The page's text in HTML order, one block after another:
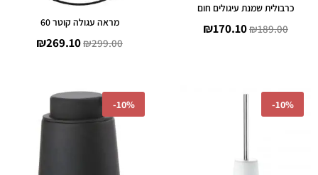
כרבולית שמנת עיגולים חום
₪189.00
₪170.10 מראה עגולה קוטר 60
₪299.00
₪269.10
10%
-
המחיר
10%
-
המחיר
היה:
₪179.00.